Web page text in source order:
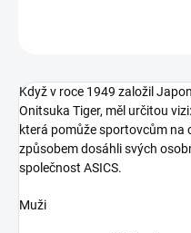
Když v roce 1949 založil
Onitsuka Tiger, měl určitou
která pomůže sportovcům na
způsobem dosáhli svých
společnost ASICS.
Muži